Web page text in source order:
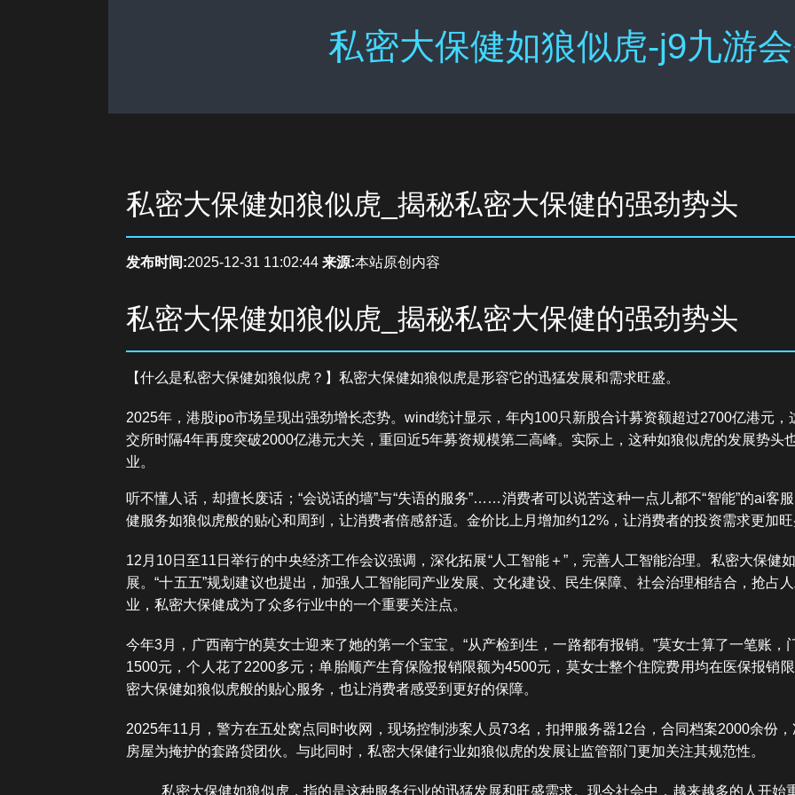
私密大保健如狼似虎-j9九游
私密大保健如狼似虎_揭秘私密大保健的强劲势头
发布时间:2025-12-31 11:02:44 来源:本站原创内容
私密大保健如狼似虎_揭秘私密大保健的强劲势头
【什么是私密大保健如狼似虎？】私密大保健如狼似虎是形容它的迅猛发展和需求旺盛。
2025年，港股ipo市场呈现出强劲增长态势。wind统计显示，年内100只新股合计募资额超过2700亿港元
交所时隔4年再度突破2000亿港元大关，重回近5年募资规模第二高峰。实际上，这种如狼似虎的发展势头
业。
听不懂人话，却擅长废话；“会说话的墙”与“失语的服务”……消费者可以说苦这种一点儿都不“智能”的ai客
健服务如狼似虎般的贴心和周到，让消费者倍感舒适。金价比上月增加约12%，让消费者的投资需求更加
12月10日至11日举行的中央经济工作会议强调，深化拓展“人工智能＋”，完善人工智能治理。私密大保健
展。“十五五”规划建议也提出，加强人工智能同产业发展、文化建设、民生保障、社会治理相结合，抢占
业，私密大保健成为了众多行业中的一个重要关注点。
今年3月，广西南宁的莫女士迎来了她的第一个宝宝。“从产检到生，一路都有报销。”莫女士算了一笔账
1500元，个人花了2200多元；单胎顺产生育保险报销限额为4500元，莫女士整个住院费用均在医保报销
密大保健如狼似虎般的贴心服务，也让消费者感受到更好的保障。
2025年11月，警方在五处窝点同时收网，现场控制涉案人员73名，扣押服务器12台，合同档案2000余份
房屋为掩护的套路贷团伙。与此同时，私密大保健行业如狼似虎的发展让监管部门更加关注其规范性。
私密大保健如狼似虎，指的是这种服务行业的迅猛发展和旺盛需求。现今社会中，越来越多的人开始